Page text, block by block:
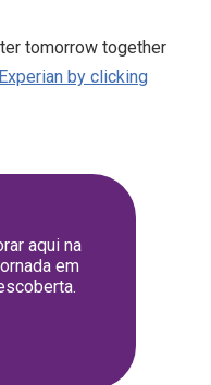
tomorrow together
by clicking
aqui na
em